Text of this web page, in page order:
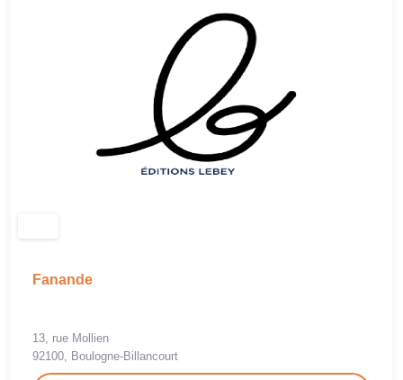
Fanande
13, rue Mollien
92100, Boulogne-Billancourt